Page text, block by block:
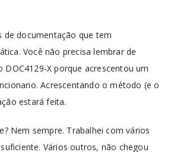
de documentação que tem
Você não precisa lembrar de
X porque acrescentou um
Acrescentando o método (e o
estará feita.
Nem sempre. Trabalhei com vários
Vários outros, não chegou